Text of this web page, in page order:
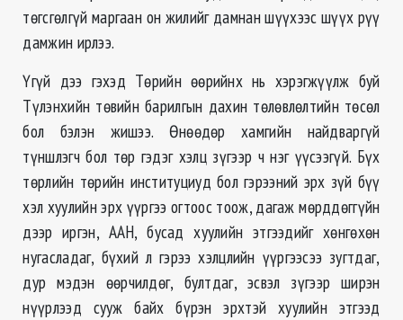
төгсгөлгүй маргаан он жилийг дамнан шүүхээс шүүх рүү
дамжин ирлээ.
Үгүй дээ гэхэд Төрийн өөрийнх нь хэрэгжүүлж буй
Түлэнхийн төвийн барилгын дахин төлөвлөлтийн төсөл
бол бэлэн жишээ. Өнөөдөр хамгийн найдваргүй
түншлэгч бол төр гэдэг хэлц зүгээр ч нэг үүсээгүй. Бүх
төрлийн төрийн институциуд бол гэрээний эрх зүй бүү
хэл хуулийн эрх үүргээ огтоос тоож, дагаж мөрддөггүйн
дээр иргэн, ААН, бусад хуулийн этгээдийг хөнгөхөн
нугасладаг, бүхий л гэрээ хэлцлийн үүргээсээ зугтдаг,
дур мэдэн өөрчилдөг, бултдаг, эсвэл зүгээр ширэн
нүүрлээд сууж байх бүрэн эрхтэй хуулийн этгээд